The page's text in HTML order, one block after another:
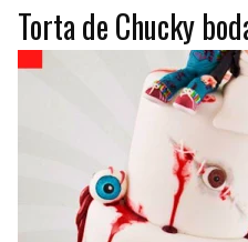
Torta de Chucky